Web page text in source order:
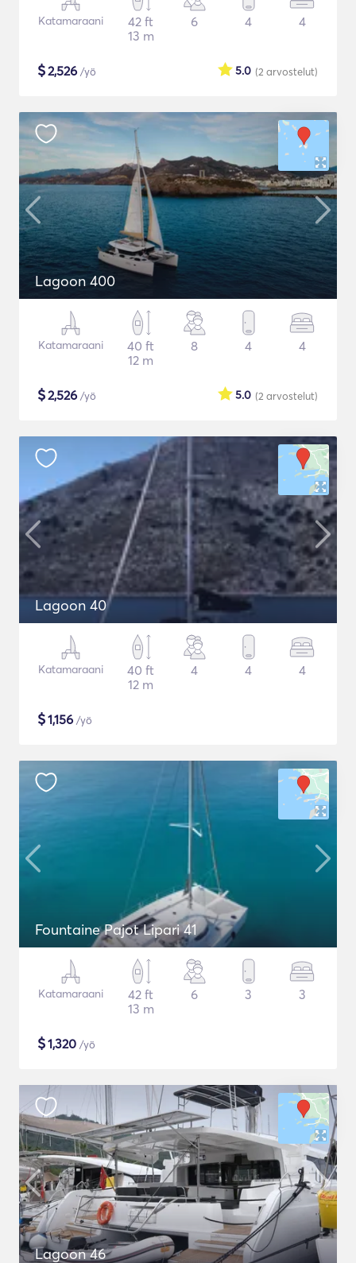
Katamaraani
42 ft
13 m
6 4 4
$2,526 /yö (2 arvostelut)
5.0
Lagoon 400
Katamaraani
40 ft
12 m
8 4 4
$2,526 /yö (2 arvostelut)
5.0
Lagoon 40
Katamaraani
40 ft
12 m
4 4 4
$1,156 /yö
Fountaine Pajot Lipari 41
Katamaraani
42 ft
13 m
6 3 3
$1,320 /yö
Lagoon 46